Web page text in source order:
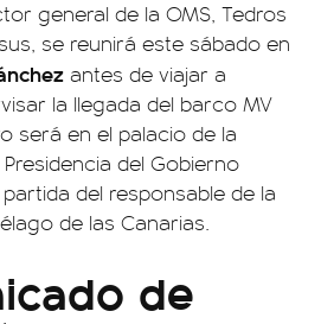
general de la OMS, Tedros
se reunirá este sábado en
antes de viajar a
la llegada del barco MV
será en el palacio de la
del Gobierno
del responsable de la
de las Canarias.
de